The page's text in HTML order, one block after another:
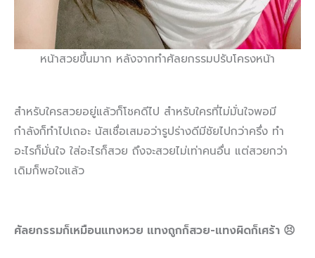
หน้าสวยขึ้นมาก หลังจากทำศัลยกรรมปรับโครงหน้า
สำหรับใครสวยอยู่แล้วก็โชคดีไป สำหรับใครที่ไม่มั่นใจพอมี
กำลังก็ทำไปเถอะ นัสเชื่อเสมอว่ารูปร่างดีมีชัยไปกว่าครึ่ง ทำ
อะไรก็มั่นใจ ใส่อะไรก็สวย ถึงจะสวยไม่เท่าคนอื่น แต่สวยกว่า
เดิมก็พอใจแล้ว
ศัลยกรรมก็เหมือนแทงหวย แทงถูกก็สวย-แทงผิดก็เศร้า 😣